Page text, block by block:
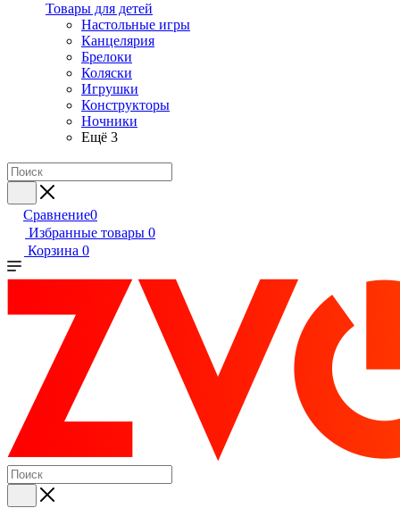
Товары для детей
Настольные игры
Канцелярия
Брелоки
Коляски
Игрушки
Конструкторы
Ночники
Ещё 3
Сравнение0
Избранные товары 0
Корзина 0